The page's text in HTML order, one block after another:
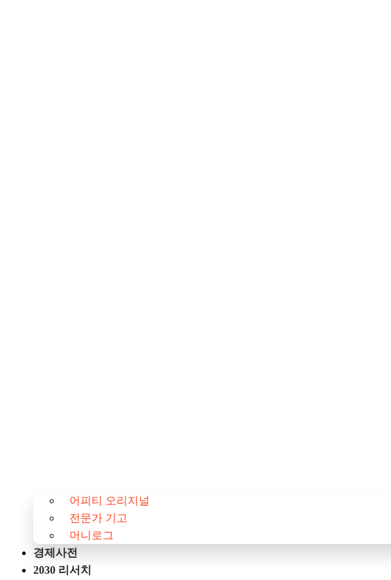
어피티 오리지널
전문가 기고
머니로그
경제사전
2030 리서치